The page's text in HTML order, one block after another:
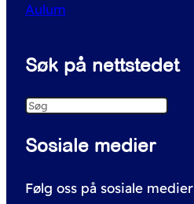
Aulum
Søk på nettstedet
S
a
c
Sosiale medier
Følg oss på sosiale medier